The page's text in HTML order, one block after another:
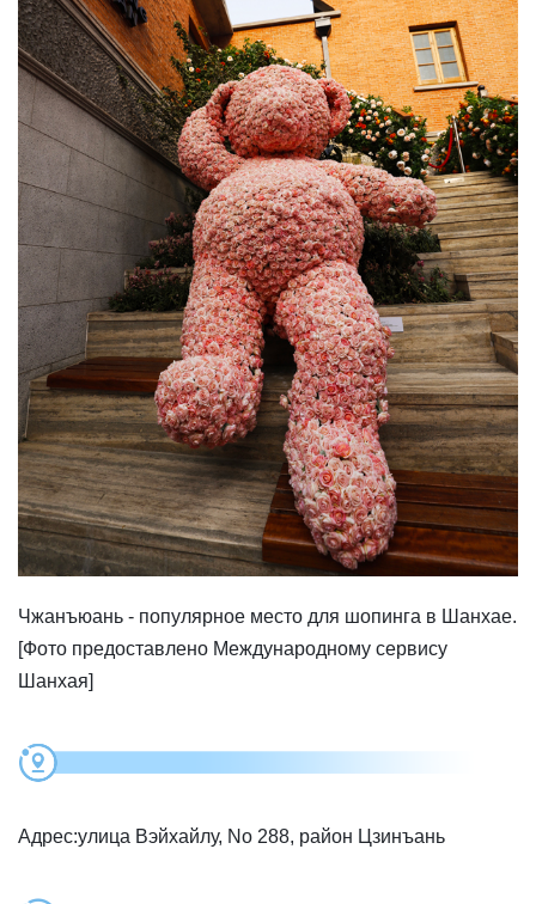
Чжанъюань - популярное место для шопинга в Шанхае.
[Фото предоставлено Международному сервису
Шанхая]
Адрес:улица Вэйхайлу, No 288, район Цзинъань